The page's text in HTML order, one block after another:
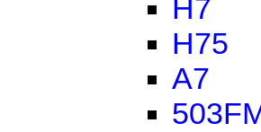
H7
H75
A7